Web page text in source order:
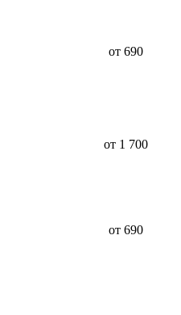
от 690
от 1 700
от 690